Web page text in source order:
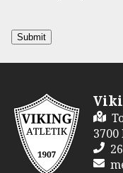
3700